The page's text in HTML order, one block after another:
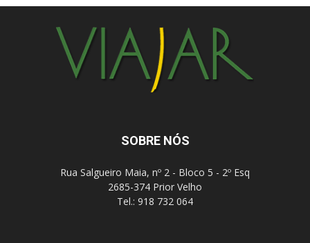
SOBRE NÓS
Rua Salgueiro Maia, nº 2 - Bloco 5 - 2º Esq
2685-374 Prior Velho
Tel.: 918 732 064